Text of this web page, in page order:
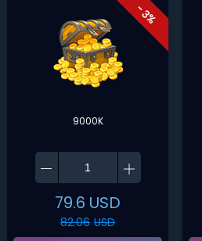
- 3%
9000K
79.6 USD
82.06 USD